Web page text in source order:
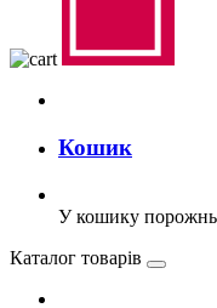
Кошик
У кошику
Каталог товарів